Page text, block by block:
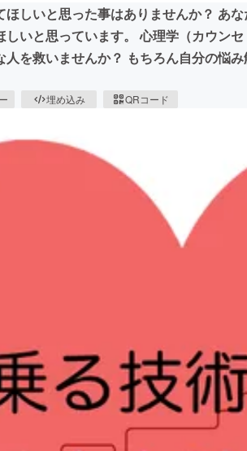
しいと思った事はありませんか？ あな
いと思っています。 心理学（カウンセ
を救いませんか？ もちろん自分の悩
埋め込み QRコード